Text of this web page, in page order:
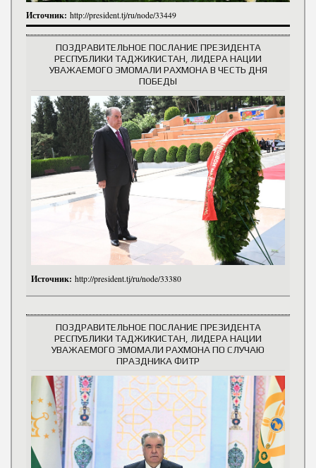
Источник: http://president.tj/ru/node/33449
ПОЗДРАВИТЕЛЬНОЕ ПОСЛАНИЕ ПРЕЗИДЕНТА
РЕСПУБЛИКИ ТАДЖИКИСТАН, ЛИДЕРА НАЦИИ
УВАЖАЕМОГО ЭМОМАЛИ РАХМОНА В ЧЕСТЬ ДНЯ
ПОБЕДЫ
Источник: http://president.tj/ru/node/33380
ПОЗДРАВИТЕЛЬНОЕ ПОСЛАНИЕ ПРЕЗИДЕНТА
РЕСПУБЛИКИ ТАДЖИКИСТАН, ЛИДЕРА НАЦИИ
УВАЖАЕМОГО ЭМОМАЛИ РАХМОНА ПО СЛУЧАЮ
ПРАЗДНИКА ФИТР